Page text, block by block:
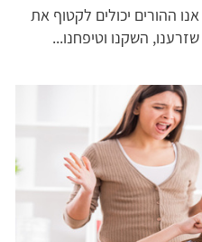
אנו ההורים יכולים לקטוף את
השקנו וטיפחנו...